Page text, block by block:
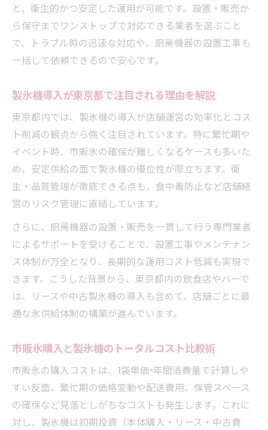
と、衛生的かつ安定した運用が可能です。設置・販売か
ら保守までワンストップで対応できる業者を選ぶこと
で、トラブル時の迅速な対応や、厨房機器の設置工事も
一括して依頼できるので安心です。
製氷機導入が東京都で注目される理由を解説
東京都内では、製氷機の導入が店舗運営の効率化とコス
ト削減の観点から強く注目されています。特に繁忙期や
イベント時、市販氷の確保が難しくなるケースも多いた
め、安定供給の面で製氷機の優位性が際立ちます。衛
生・品質管理が徹底できる点も、食中毒防止など店舗経
営のリスク管理に直結しています。
さらに、厨房機器の設置・販売を一貫して行う専門業者
によるサポートを受けることで、設置工事やメンテナン
ス体制が万全となり、長期的な運用コスト低減も実現で
きます。こうした背景から、東京都内の飲食店やバーで
は、リースや中古製氷機の導入も含めて、店舗ごとに最
適な氷供給体制の構築が進んでいます。
市販氷購入と製氷機のトータルコスト比較術
市販氷の購入コストは、1袋単価×年間消費量で計算しや
すい反面、繁忙期の価格変動や配送費用、保管スペース
の確保など見落としがちなコストも発生します。これに
対し、製氷機は初期投資（本体購入・リース・中古費